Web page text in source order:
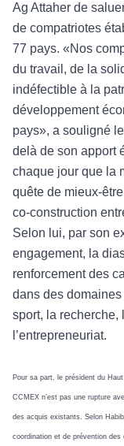
Ag Attaher de
de compatriotes
77 pays. «Nos
du travail, de la
indéfectible à la
développement
pays», a souligné
delà de son apport
chaque jour que la
quête de mieux-
co-construction
Selon lui, par son
engagement, la
renforcement des
dans des
sport, la recherche,
l’entrepreneuriat.
Pour sa part, le président du
CCMEX n’est pas une rupture
des acquis existants. Selon
coordination et de prévention